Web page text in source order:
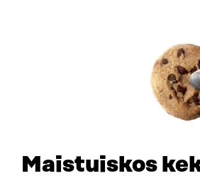
Maistuiskos